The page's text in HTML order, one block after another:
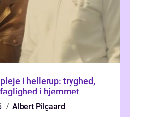
i hellerup: tryghed,
i hjemmet
Albert Pilgaard